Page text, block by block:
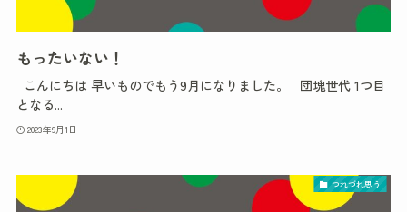
もったいない！
こんにちは 早いものでもう9月になりました。 団塊世代 1つ目
となる...
2023年9月1日
つれづれ思う